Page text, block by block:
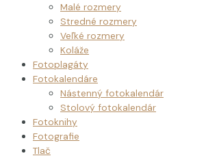
Malé rozmery
Stredné rozmery
Veľké rozmery
Koláže
Fotoplagáty
Fotokalendáre
Nástenný fotokalendár
Stolový fotokalendár
Fotoknihy
Fotografie
Tlač